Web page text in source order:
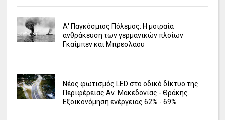
Α' Παγκόσμιος Πόλεμος: Η μοιραία
ανθράκευση των γερμανικών πλοίων
Γκαίμπεν και Μπρεσλάου
Νέος φωτισμός LED στο οδικό δίκτυο της
Περιφέρειας Αν. Μακεδονίας - Θράκης.
Εξοικονόμηση ενέργειας 62% - 69%